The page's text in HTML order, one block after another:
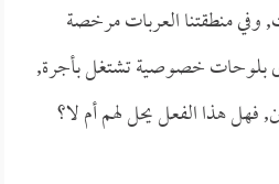
منطقتنا العربات مرخصة
بلوحات خصوصية تشتغل بأجرة,
هذا الفعل يحل لهم أم لا؟